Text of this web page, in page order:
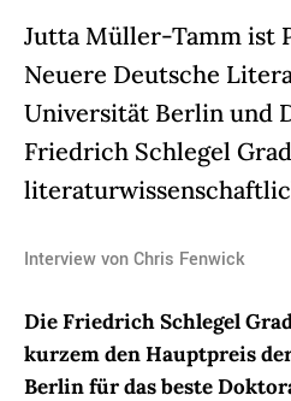
Jutta Müller-Tamm ist
Neuere Deutsche
Universität Berlin und
Friedrich Schlegel
Interview von Chris Fenwick
Die Friedrich Schlegel
kurzem den Hauptpreis
Berlin für das beste